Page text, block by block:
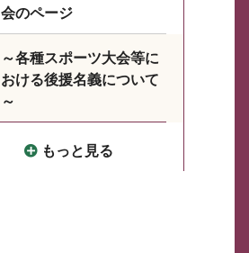
会のページ
～各種スポーツ大会等に
おける後援名義について
～
もっと見る